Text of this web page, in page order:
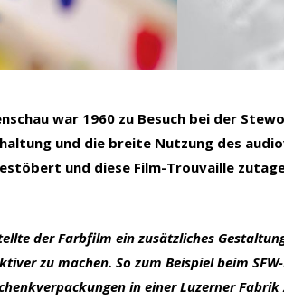
war 1960 zu Besuch bei der
und die breite Nutzung des
und diese Film-Trouvaille
der Farbfilm ein zusätzliches
zu machen. So zum Beispiel beim
in einer Luzerner